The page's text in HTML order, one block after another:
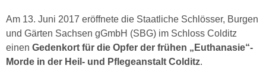
Am 13. Juni 2017 eröffnete die Staatliche Schlösser, Burgen
und Gärten Sachsen gGmbH (SBG) im Schloss Colditz
einen Gedenkort für die Opfer der frühen „Euthanasie“-
Morde in der Heil- und Pflegeanstalt Colditz.